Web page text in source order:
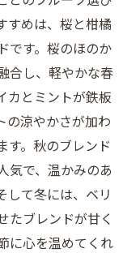
すめは、桜と柑橘
です。桜のほのか
合し、軽やかな春
カとミントが鉄板
の涼やかさが加わ
す。秋のブレンド
気で、温かみのあ
して冬には、ベリ
たブレンドが甘く
に心を温めてくれ